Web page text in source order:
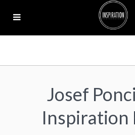
Josef
Inspiration